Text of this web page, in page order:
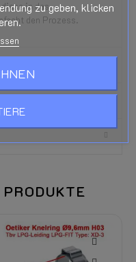
in das
den Prozess.
zu geben, klicken